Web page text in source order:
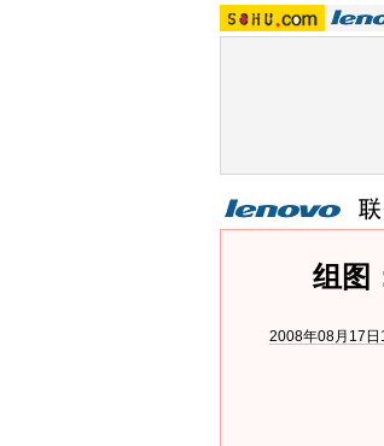
组图
2008年08月17日